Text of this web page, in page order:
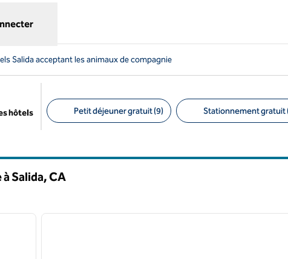
Salida acceptant les animaux de compagnie
hôtels Petit déjeuner gratuit (9) Stationnement gratuit
Salida,CA
image suivante
1 sur 12